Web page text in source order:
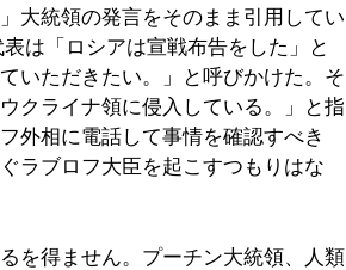
大統領の発言をそのまま引用してい
は「ロシアは宣戦布告をした」と
いただきたい。」と呼びかけた。そ
クライナ領に侵入している。」と指
外相に電話して事情を確認すべき
ラブロフ大臣を起こすつもりはな
を得ません。プーチン大統領、人類